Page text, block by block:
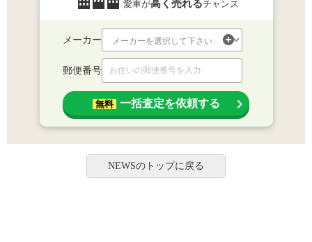
愛車が高く売れるチャンス
メーカー
郵便番号
無料 一括査定を依頼する
NEWSのトップに戻る